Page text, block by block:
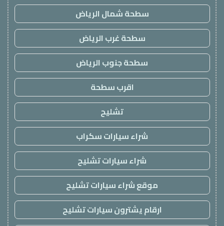
سطحة شمال الرياض
سطحة غرب الرياض
سطحة جنوب الرياض
اقرب سطحة
تشليح
شراء سيارات سكراب
شراء سيارات تشليح
موقع شراء سيارات تشليح
ارقام يشترون سيارات تشليح